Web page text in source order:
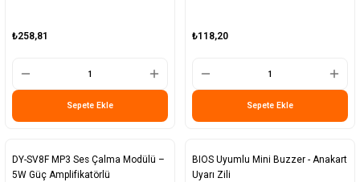
₺258,81
Sepete Ekle
₺118,20
Sepete Ekle
DY-SV8F MP3 Ses Çalma Modülü –
5W Güç Amplifikatörlü
BIOS Uyumlu Mini Buzzer - Anakart
Uyarı Zili